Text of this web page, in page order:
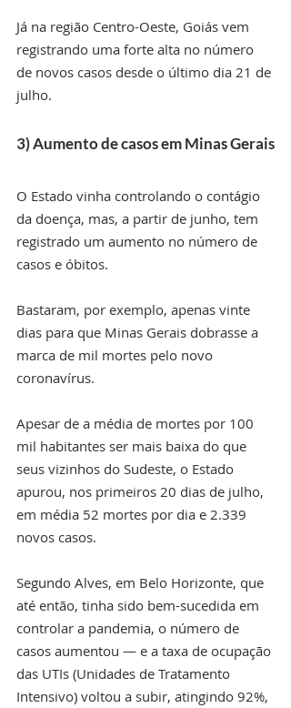
Já na região Centro-Oeste, Goiás vem
registrando uma forte alta no número
de novos casos desde o último dia 21 de
julho.
3) Aumento de casos em Minas Gerais
O Estado vinha controlando o contágio
da doença, mas, a partir de junho, tem
registrado um aumento no número de
casos e óbitos.
Bastaram, por exemplo, apenas vinte
dias para que Minas Gerais dobrasse a
marca de mil mortes pelo novo
coronavírus.
Apesar de a média de mortes por 100
mil habitantes ser mais baixa do que
seus vizinhos do Sudeste, o Estado
apurou, nos primeiros 20 dias de julho,
em média 52 mortes por dia e 2.339
novos casos.
Segundo Alves, em Belo Horizonte, que
até então, tinha sido bem-sucedida em
controlar a pandemia, o número de
casos aumentou — e a taxa de ocupação
das UTIs (Unidades de Tratamento
Intensivo) voltou a subir, atingindo 92%,